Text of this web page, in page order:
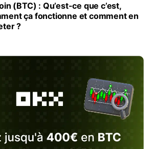
(BTC) : Qu’est-ce que c’est,
ça fonctionne et comment en
?